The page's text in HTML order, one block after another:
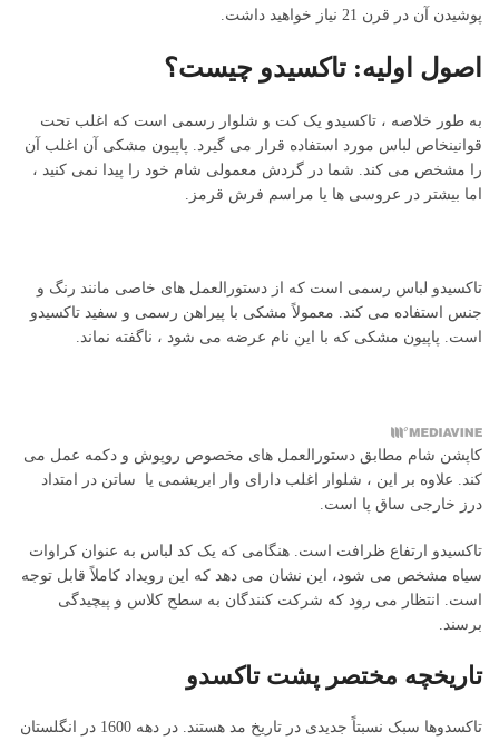
پوشیدن آن در قرن 21 نیاز خواهید داشت.
اصول اولیه: تاکسیدو چیست؟
به طور خلاصه ، تاکسیدو یک کت و شلوار رسمی است که اغلب تحت
قوانینخاص لباس مورد استفاده قرار می گیرد. پاپیون مشکی آن اغلب آن
را مشخص می کند. شما در گردش معمولی شام خود را پیدا نمی کنید ،
اما بیشتر در عروسی ها یا مراسم فرش قرمز.
تاکسیدو لباس رسمی است که از دستورالعمل های خاصی مانند رنگ و
جنس استفاده می کند. معمولاً مشکی با پیراهن رسمی و سفید تاکسیدو
است. پاپیون مشکی که با این نام عرضه می شود ، ناگفته نماند.
کاپشن شام مطابق دستورالعمل های مخصوص روپوش و دکمه عمل می
کند. علاوه بر این ، شلوار اغلب دارای وار ابریشمی یا ساتن در امتداد
درز خارجی ساق پا است.
تاکسیدو ارتفاع ظرافت است. هنگامی که یک کد لباس به عنوان کراوات
سیاه مشخص می شود، این نشان می دهد که این رویداد کاملاً قابل توجه
است. انتظار می رود که شرکت کنندگان به سطح کلاس و پیچیدگی
برسند.
تاریخچه مختصر پشت تاکسدو
تاکسدوها سبک نسبتاً جدیدی در تاریخ مد هستند. در دهه 1600 در انگلستان